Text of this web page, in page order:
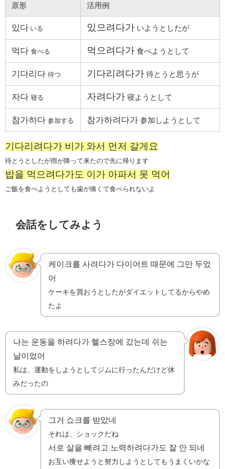
原形 活用例
있다 いる 있으려다가 いようとしたが
먹다 食べる 먹으려다가 食べようとして
기다리다 待つ 기다리려다가 待とうと思うが
자다 寝る 자려다가 寝ようとして
참가하다 参加する 참가하려다가 参加しようとして
기다리려다가 비가 와서 먼저 갈게요
待とうとしたが雨が降って来たので先に帰ります
밥을 먹으려다가도 이가 아파서 못 먹어
ご飯を食べようとしても歯が痛くて食べられないよ
会話をしてみよう
케이크를 사려다가 다이어트 때문에 그만 두었
어
ケーキを買おうとしたがダイエットしてるからやめ
たよ
나는 운동을 하려다가 헬스장에 갔는데 쉬는
날이었어
私は、運動をしようとしてジムに行ったんだけど休
みだったの
그거 쇼크를 받았네
それは、ショックだね
서로 살을 빼려고 노력하려다가도 잘 안 되네
お互い痩せようと努力しようとしてもうまくいかな